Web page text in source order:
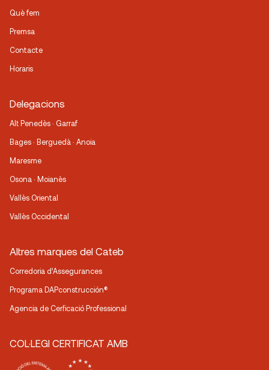
Què fem
Premsa
Contacte
Horaris
Delegacions
Alt Penedès · Garraf
Bages · Berguedà · Anoia
Maresme
Osona · Moianès
Vallès Oriental
Vallès Occidental
Altres marques del Cateb
Corredoria d’Assegurances
Programa DAPconstrucción®
Agencia de Cerficació Professional
COL·LEGI CERTIFICAT AMB